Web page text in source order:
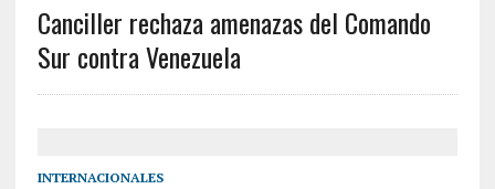
Canciller rechaza amenazas del Comando
Sur contra Venezuela
INTERNACIONALES